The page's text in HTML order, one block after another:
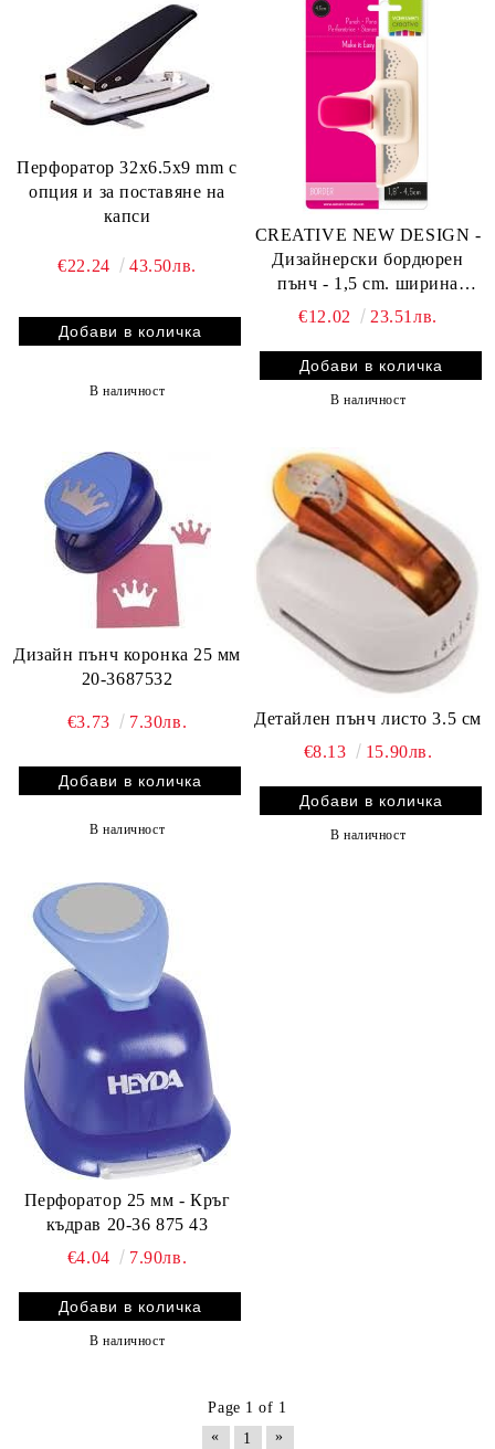
Перфоратор 32х6.5x9 mm с
опция и за поставяне на
капси
€22.24 43.50лв.
В наличност
CREATIVE NEW DESIGN -
Дизайнерски бордюрен
пънч - 1,5 cm. ширина
21449-021
€12.02 23.51лв.
В наличност
Дизайн пънч коронка 25 мм
20-3687532
€3.73 7.30лв.
В наличност
Детайлен пънч листо 3.5 см
€8.13
15.90лв.
В наличност
Перфоратор 25 мм - Кръг
къдрав 20-36 875 43
€4.04
7.90лв.
В наличност
Page 1 of 1
«
1 »